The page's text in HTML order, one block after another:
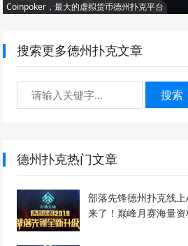
Coinpoker，最大的虚拟货币德州扑克平台
搜索更多德州扑克文章
搜索
德州扑克热门文章
部落先锋德州扑克线
来了！巅峰月赛海量资